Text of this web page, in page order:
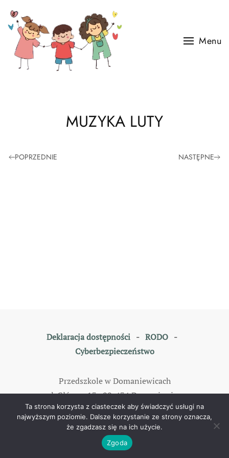
Skip to main content
Menu
MUZYKA LUTY
POPRZEDNIE NASTĘPNE
Deklaracja dostępności- RODO-
Cyberbezpieczeństwo
Przedszkole w Domaniewicach
ul. Główna 13, 99-434 Domaniewice
tel: 46 838 35 79
All rights reserved. Designed byTOMKAM
Ta strona korzysta z ciasteczek aby świadczyć usługi na
najwyższym poziomie. Dalsze korzystanie ze strony oznacza,
że zgadzasz się na ich użycie.
Zgoda